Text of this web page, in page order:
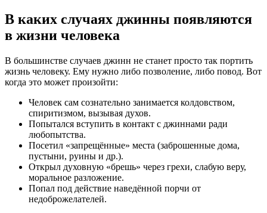
В каких случаях джинны появляются
в жизни человека
В большинстве случаев джинн не станет просто так портить
жизнь человеку. Ему нужно либо позволение, либо повод. Вот
когда это может произойти:
Человек сам сознательно занимается колдовством,
спиритизмом, вызывая духов.
Попытался вступить в контакт с джиннами ради
любопытства.
Посетил «запрещённые» места (заброшенные дома,
пустыни, руины и др.).
Открыл духовную «брешь» через грехи, слабую веру,
моральное разложение.
Попал под действие наведённой порчи от
недоброжелателей.